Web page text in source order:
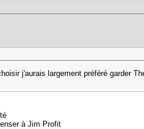
j'aurais largement préféré garder
à Jim Profit